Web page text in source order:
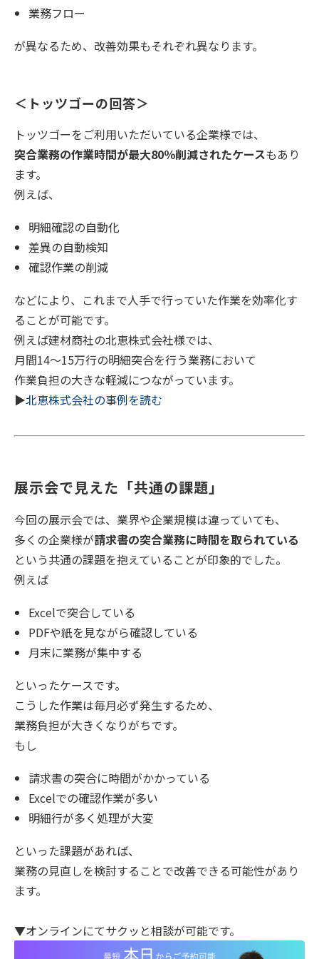
業務フロー
が異なるため、改善効果もそれぞれ異なります。
＜トッツゴーの回答＞
トッツゴーをご利用いただいている企業様では、
突合業務の作業時間が最大80％削減されたケースもあり
ます。
例えば、
明細確認の自動化
差異の自動検知
確認作業の削減
などにより、これまで人手で行っていた作業を効率化す
ることが可能です。
例えば建材商社の北恵株式会社様では、
月間14〜15万行の明細突合を行う業務において
作業負担の大きな軽減につながっています。
▶北恵株式会社の事例を読む
展示会で見えた「共通の課題」
今回の展示会では、業界や企業規模は違っていても、
多くの企業様が請求書の突合業務に時間を取られている
という共通の課題を抱えていることが印象的でした。
例えば
Excelで突合している
PDFや紙を見ながら確認している
月末に業務が集中する
といったケースです。
こうした作業は毎月必ず発生するため、
業務負担が大きくなりがちです。
もし
請求書の突合に時間がかかっている
Excelでの確認作業が多い
明細行が多く処理が大変
といった課題があれば、
業務の見直しを検討することで改善できる可能性があり
ます。
▼オンラインにてサクッと相談が可能です。